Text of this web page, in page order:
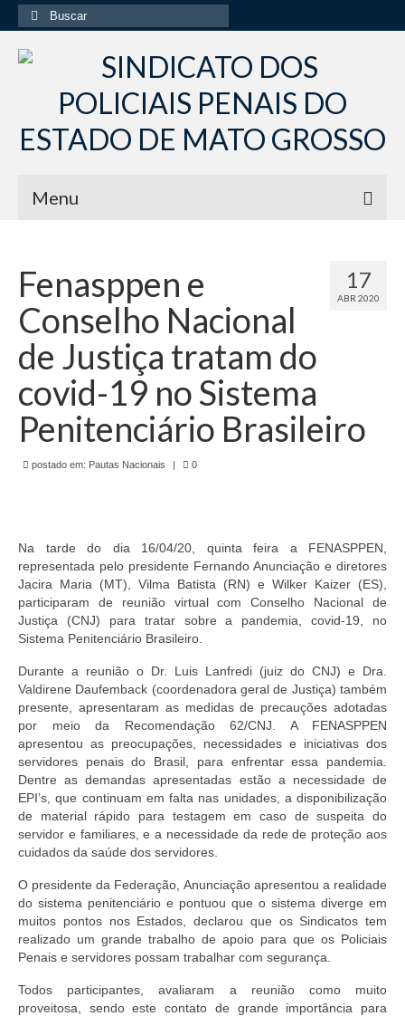
Buscar
por:
Menu
Institucional
Diretoria Sindsppen
Histórico do Sindsppen
Histórico do Sistema Penitenciário do Estado
de Mato Grosso
Serviços prestados pelo Sindicato dos
Servidores Penitenciários de Mato Grosso
Filie-se
Artigos
Esportes
Nota de Falecimento
Notícias
Pautas Nacionais
Convênios
Fale Conosco
Permutas Disponíveis
Área do Filiado
17
ABR 2020
Fenasppen e
Conselho Nacional
de Justiça tratam do
covid-19 no Sistema
Penitenciário Brasileiro
postado em: Pautas Nacionais | 0
Na tarde do dia 16/04/20, quinta feira a FENASPPEN,
representada pelo presidente Fernando Anunciação e diretores
Jacira Maria (MT), Vilma Batista (RN) e Wilker Kaizer (ES),
participaram de reunião virtual com Conselho Nacional de
Justiça (CNJ) para tratar sobre a pandemia, covid-19, no
Sistema Penitenciário Brasileiro.
Durante a reunião o Dr. Luis Lanfredi (juiz do CNJ) e Dra.
Valdirene Daufemback (coordenadora geral de Justiça) também
presente, apresentaram as medidas de precauções adotadas
por meio da Recomendação 62/CNJ. A FENASPPEN
apresentou as preocupações, necessidades e iniciativas dos
servidores penais do Brasil, para enfrentar essa pandemia.
Dentre as demandas apresentadas estão a necessidade de
EPI’s, que continuam em falta nas unidades, a disponibilização
de material rápido para testagem em caso de suspeita do
servidor e familiares, e a necessidade da rede de proteção aos
cuidados da saúde dos servidores.
O presidente da Federação, Anunciação apresentou a realidade
do sistema penitenciário e pontuou que o sistema diverge em
muitos pontos nos Estados, declarou que os Sindicatos tem
realizado um grande trabalho de apoio para que os Policiais
Penais e servidores possam trabalhar com segurança.
Todos participantes, avaliaram a reunião como muito
proveitosa, sendo este contato de grande importância para